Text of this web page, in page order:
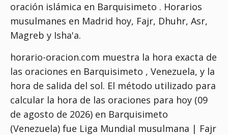
oración islámica en Barquisimeto . Horarios
musulmanes en Madrid hoy, Fajr, Dhuhr, Asr,
Magreb y Isha'a.
horario-oracion.com muestra la hora exacta de
las oraciones en Barquisimeto , Venezuela, y la
hora de salida del sol. El método utilizado para
calcular la hora de las oraciones para hoy (09
de agosto de 2026) en Barquisimeto
(Venezuela) fue Liga Mundial musulmana | Fajr